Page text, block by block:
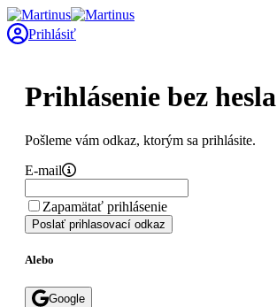
Prihlásiť
Prihlásenie bez hesla
Pošleme vám odkaz, ktorým sa prihlásite.
E-mail
Zapamätať prihlásenie
Poslať prihlasovací odkaz
Alebo
Google